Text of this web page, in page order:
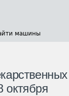
машины
октября